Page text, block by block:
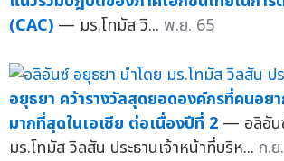
(CAC) — มร.โทมัส วิ... พ.ย. 65
อยุธยา คว้ารางวัลสุดยอดองค์กรที่คนอย
มากที่สุดในเอเชีย ต่อเนื่องปีที่ 2 — อลิอัน
มร.โทมัส วิลสัน ประธานเจ้าหน้าที่บริห... ก.